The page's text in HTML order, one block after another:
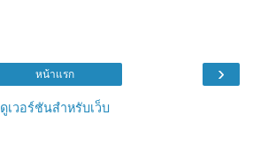
›
หน้าแรก
ดูเวอร์ชันสำหรับเว็บ